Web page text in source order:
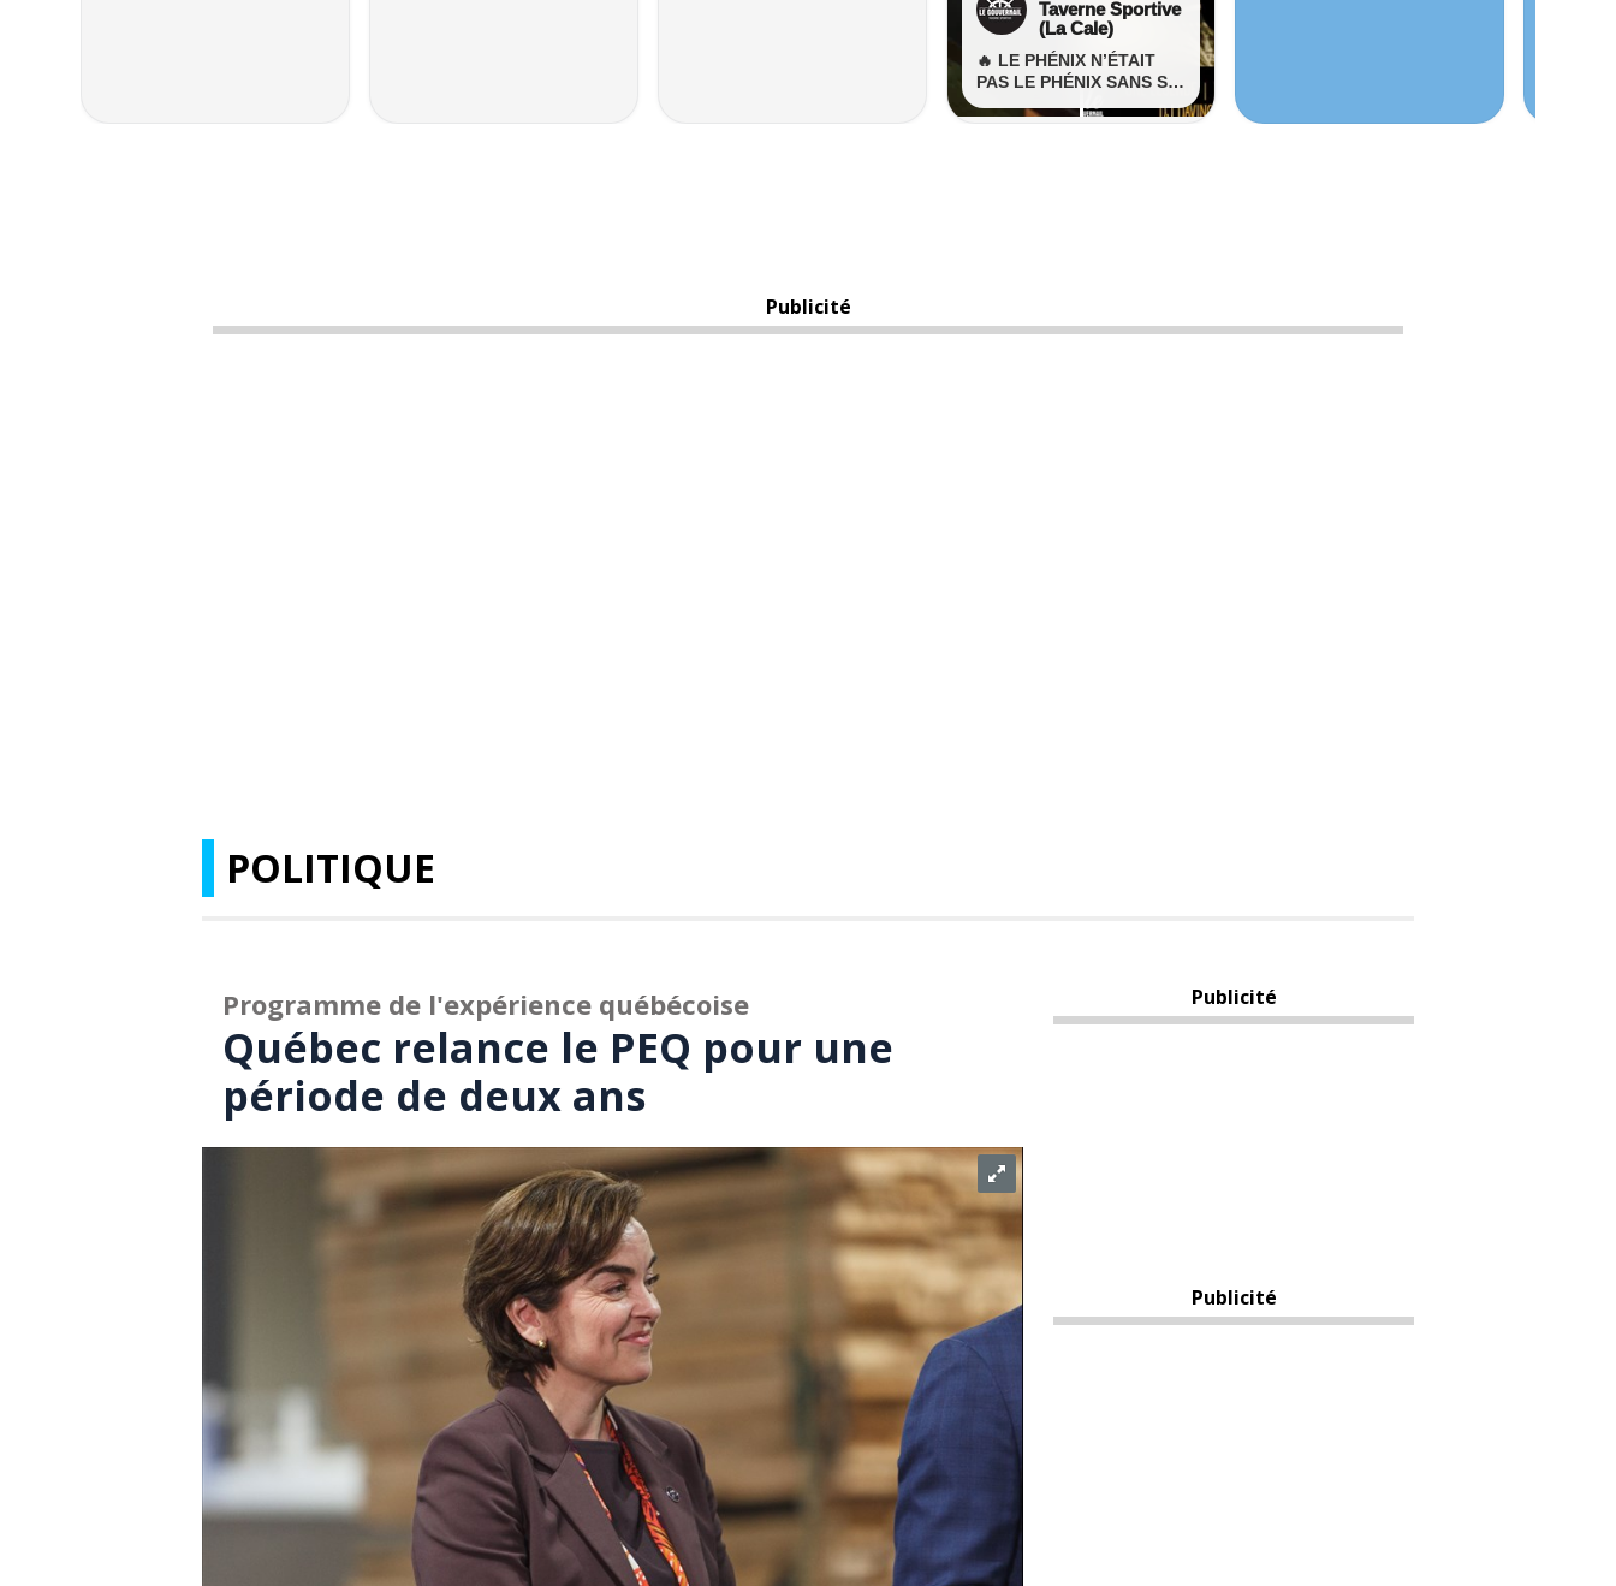
Publicité
POLITIQUE
Programme de l'expérience québécoise
Québec relance le PEQ pour une
période de deux ans
Publicité
Publicité